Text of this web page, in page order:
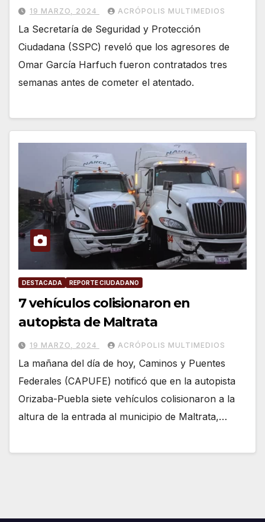
19 MARZO, 2024 ACRÓPOLIS MULTIMEDIOS
La Secretaría de Seguridad y Protección
Ciudadana (SSPC) reveló que los agresores de
Omar García Harfuch fueron contratados tres
semanas antes de cometer el atentado.
DESTACADA REPORTE CIUDADANO
7 vehículos colisionaron en
autopista de Maltrata
19 MARZO, 2024 ACRÓPOLIS MULTIMEDIOS
La mañana del día de hoy, Caminos y Puentes
Federales (CAPUFE) notificó que en la autopista
Orizaba-Puebla siete vehículos colisionaron a la
altura de la entrada al municipio de Maltrata,…